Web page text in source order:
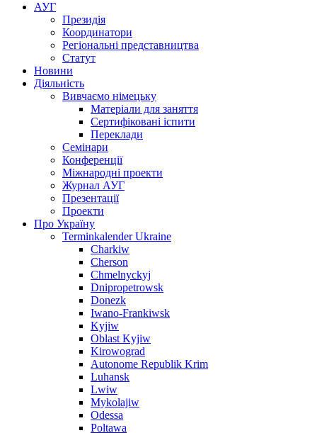
АУГ
Президія
Координатори
Регіональні представництва
Статут
Новини
Діяльність
Вивчаємо німецьку
Матеріали для заняття
Сертифіковані іспити
Переклади
Семінари
Конференції
Міжнародні проекти
Журнал АУГ
Презентації
Проекти
Про Україну
Terminkalender Ukraine
Charkiw
Cherson
Chmelnyckyj
Dnipropetrowsk
Donezk
Iwano-Frankiwsk
Kyjiw
Oblast Kyjiw
Kirowograd
Autonome Republik Krim
Luhansk
Lwiw
Mykolajiw
Odessa
Poltawa